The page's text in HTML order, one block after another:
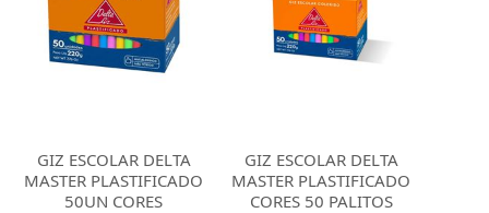
GIZ ESCOLAR DELTA
MASTER PLASTIFICADO
50UN CORES
GIZ ESCOLAR DELTA
MASTER PLASTIFICADO
CORES 50 PALITOS